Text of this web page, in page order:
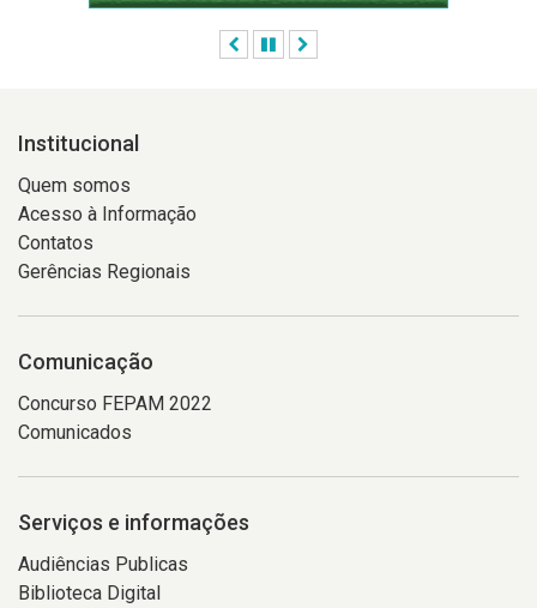
AnteriorPausar
Institucional
Quem somos
Acesso à Informação
Contatos
Gerências Regionais
Comunicação
Concurso FEPAM 2022
Comunicados
Serviços e informações
Audiências Publicas
Biblioteca Digital